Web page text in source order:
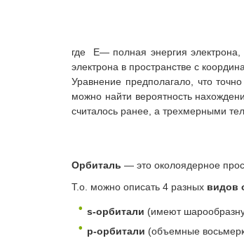
где E— полная энергия
электрона в пространстве с
Уравнение предполагало, что
можно найти вероятность
считалось ранее, а трехмерными
Орбиталь — это околоядерное
Т.о. можно описать 4 разных видов
s-орбитали (имеют
p-орбитали (объемные